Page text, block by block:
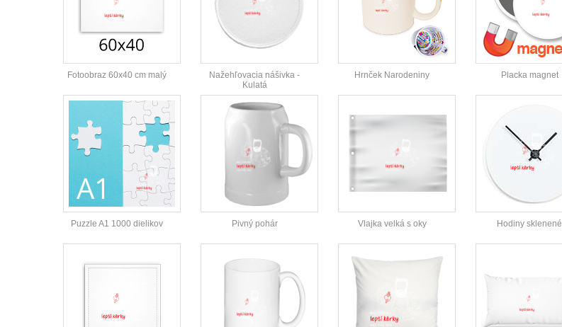
Fotoobraz 60x40 cm malý
Nažehľovacia nášivka -
Kulatá
Hrnček Narodeniny Placka magnet
Puzzle A1 1000 dielikov Pivný pohár Vlajka velká s oky Hodiny sklenené